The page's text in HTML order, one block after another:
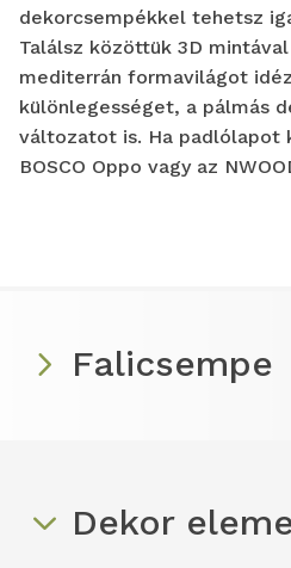
dekorcsempékkel tehetsz
Találsz közöttük 3D
mediterrán formavilágot
különlegességet, a pálmás
változatot is. Ha padlólapot
BOSCO Oppo vagy az
Falicsempe
Dekor